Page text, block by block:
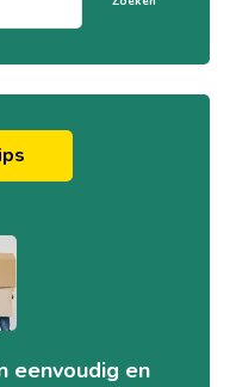
eenvoudig en